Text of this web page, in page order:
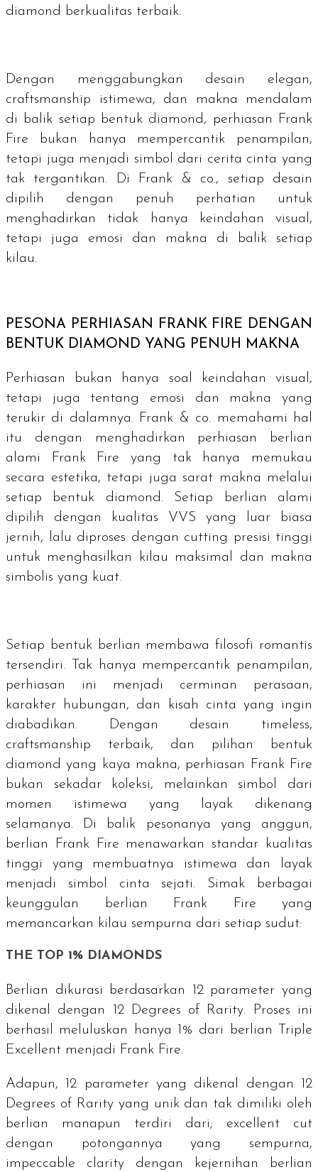
diamond berkualitas terbaik.
Dengan menggabungkan desain elegan,
craftsmanship istimewa, dan makna mendalam
di balik setiap bentuk diamond, perhiasan Frank
Fire bukan hanya mempercantik penampilan,
tetapi juga menjadi simbol dari cerita cinta yang
tak tergantikan. Di Frank & co., setiap desain
dipilih dengan penuh perhatian untuk
menghadirkan tidak hanya keindahan visual,
tetapi juga emosi dan makna di balik setiap
kilau.
PESONA PERHIASAN FRANK FIRE DENGAN
BENTUK DIAMOND YANG PENUH MAKNA
Perhiasan bukan hanya soal keindahan visual,
tetapi juga tentang emosi dan makna yang
terukir di dalamnya. Frank & co. memahami hal
itu dengan menghadirkan perhiasan berlian
alami Frank Fire yang tak hanya memukau
secara estetika, tetapi juga sarat makna melalui
setiap bentuk diamond . Setiap berlian alami
dipilih dengan kualitas VVS yang luar biasa
jernih, lalu diproses dengan cutting presisi tinggi
untuk menghasilkan kilau maksimal dan makna
simbolis yang kuat.
Setiap bentuk berlian membawa filosofi romantis
tersendiri. Tak hanya mempercantik penampilan,
perhiasan ini menjadi cerminan perasaan,
karakter hubungan, dan kisah cinta yang ingin
diabadikan. Dengan desain timeless,
craftsmanship terbaik, dan pilihan bentuk
diamondyang kaya makna, perhiasan Frank Fire
bukan sekadar koleksi, melainkan simbol dari
momen istimewa yang layak dikenang
selamanya. Di balik pesonanya yang anggun,
berlian Frank Fire menawarkan standar kualitas
tinggi yang membuatnya istimewa dan layak
menjadi simbol cinta sejati. Simak berbagai
keunggulan berlian Frank Fire yang
memancarkan kilau sempurna dari setiap sudut:
THE TOP 1% DIAMONDS
Berlian dikurasi berdasarkan 12 parameter yang
dikenal dengan
12 Degrees of Rarity. Proses ini
berhasil meluluskan hanya 1% dari berlian
Triple
Excellent menjadi Frank Fire.
Adapun, 12 parameter yang dikenal dengan 12
Degrees of Rarityyang unik dan tak dimiliki oleh
berlian manapun terdiri dari; excellent cut
dengan potongannya yang sempurna,
impeccable clarity dengan kejernihan berlian